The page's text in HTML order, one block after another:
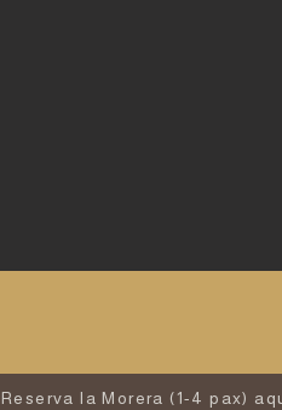
Reserva la Morera (1-4 pax)